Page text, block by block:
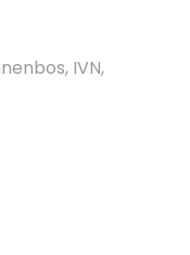
, IVN,